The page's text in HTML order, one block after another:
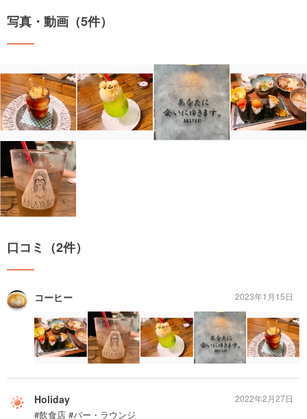
写真・動画（5件）
口コミ（2件）
コーヒー 2023年1月15日
Holiday
#飲食店 #バー・ラウンジ
2022年2月27日